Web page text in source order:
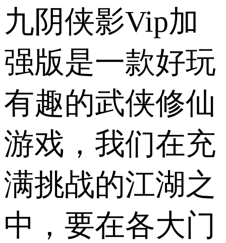
九阴侠影Vip加
强版是一款好玩
有趣的武侠修仙
游戏，我们在充
满挑战的江湖之
中，要在各大门